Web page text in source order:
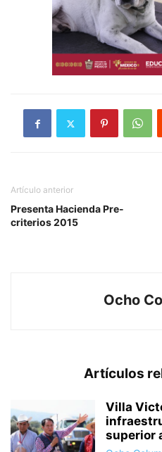
Artículo anterior
Presenta Hacienda Pre-
criterios 2015
Ocho
Artículos
Villa
superior